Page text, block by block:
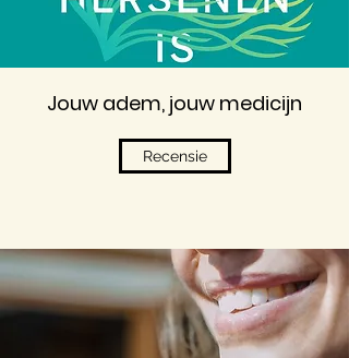
Jouw adem, jouw medicijn
Recensie